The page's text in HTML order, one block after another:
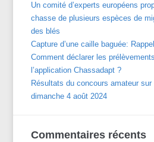
Un comité d’experts européens
chasse de plusieurs espèces de
des blés
Capture d’une caille baguée:
Comment déclarer les
l’application Chassadapt ?
Résultats du concours amateur
dimanche 4 août 2024
Commentaires récents